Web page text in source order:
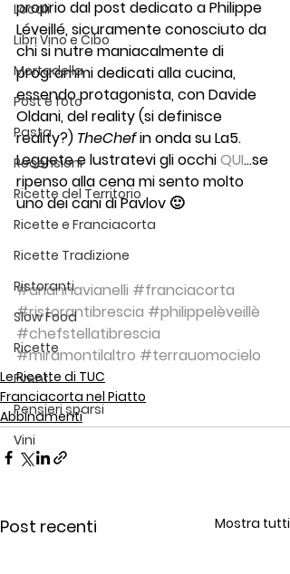
Locali
Libri Vino e Cibo
Mortadella
Post e foto
Pasta
Recensioni
Ricette del Territorio
Ricette e Franciacorta
Ricette Tradizione
Ristoranti
Slow Food
Ricette
Eventi
Pensieri sparsi
Vini
proprio dal post dedicato a Philippe
Léveillé, sicuramente conosciuto da
chi si nutre maniacalmente di
programmi dedicati alla cucina,
essendo protagonista, con Davide
Oldani, del reality (si definisce
reality?) TheChef in onda su La5.
Leggete e lustratevi gli occhi QUI…se
ripenso alla cena mi sento molto
uno dei cani di Pavlov 🙂
#ariannavianelli #franciacorta
#ristorantibrescia #philippelèveillè
#chefstellatibrescia
#miramontilaltro #terrauomocielo
Le Ricette di TUC
Franciacorta nel Piatto
Abbinamenti
Post recenti Mostra tutti